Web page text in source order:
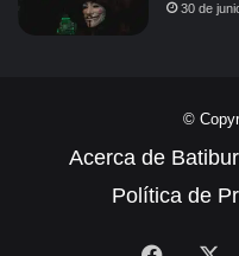
30 de
©
Acerca de
Política de